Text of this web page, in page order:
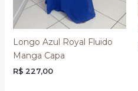
Longo Azul Royal Fluido
Manga Capa
R$ 227,00